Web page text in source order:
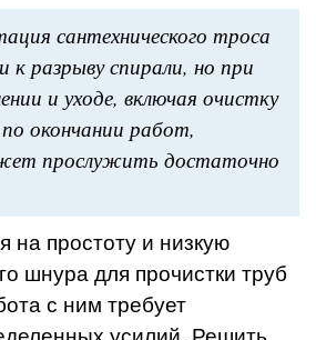
сантехнического троса
разрыву спирали, но при
и уходе, включая очистку
окончании работ,
прослужить достаточно
на простоту и низкую
шнура для прочистки труб
с ним требует